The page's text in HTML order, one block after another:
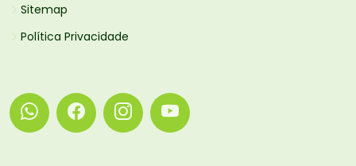
Sitemap
Política Privacidade